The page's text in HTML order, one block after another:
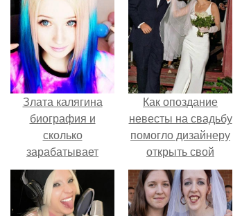
Злата калягина
биография и
сколько
зарабатывает
Swasti Ji.
Как опоздание
невесты на свадьбу
помогло дизайнеру
открыть свой
бренд.